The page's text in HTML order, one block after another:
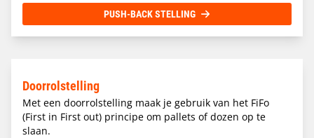
PUSH-BACK STELLING
Doorrolstelling
Met een doorrolstelling maak je gebruik van het FiFo
(First in First out) principe om pallets of dozen op te
slaan.